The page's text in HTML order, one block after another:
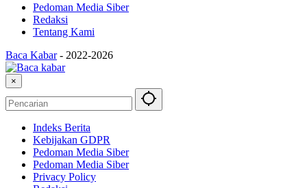
Pedoman Media Siber
Redaksi
Tentang Kami
Baca Kabar - 2022-2026
×
Indeks Berita
Kebijakan GDPR
Pedoman Media Siber
Pedoman Media Siber
Privacy Policy